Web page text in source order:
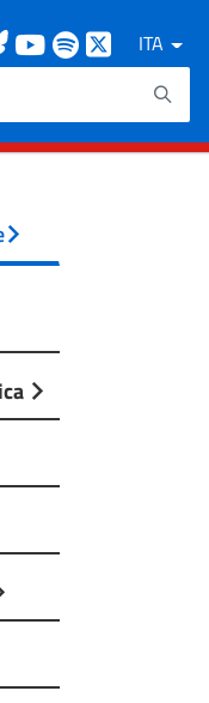
Bluesky
Youtube
Spotify
ITA
Cerca